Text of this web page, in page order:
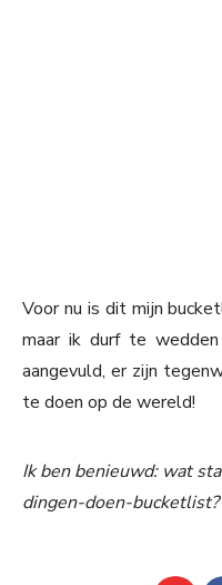
Voor nu is dit mijn
maar ik durf te
aangevuld, er zijn
te doen op de wereld!
Ik ben benieuwd: wat
dingen-doen-bucketlist?